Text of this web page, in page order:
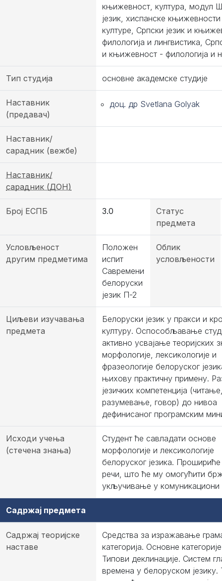
књижевност, култура, модул
језик, хиспанске
културе, Српски језик и
филологија и лингвистика,
и књижевност - филологија и
Тип студија основне академске студије
Наставник
(предавач)
доц. др Svetlana Golyak
Наставник/
сарадник (вежбе)
Наставник/
сарадник (ДОН)
Број ЕСПБ 3.0
Статус
предмета
Условљеност
другим предметима
Положен
испит
Савремени
белоруски
језик П-2
Облик
условљености
Циљеви изучавања
предмета
Белоруски језик у пракси и
културу. Оспособљавање
активно усвајање теоријских
морфологије, лексикологије и
фразеологије белоруског
њихову практичну примену.
језичких компетенција
разумевање, говор) до нивоа
дефинисаног програмским
Исходи учења
(стечена знања)
Студент ће савладати основе
морфологије и лексикологије
белоруског језика.
речи, што ће му омогућити
укључивање у комуникациони
Садржај предмета
Садржај теоријске
наставе
Средства за изражавање
категорија. Основне
Типови деклинације. Систем
времена у белоруском језику.